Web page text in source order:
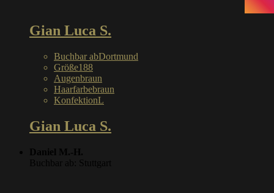
Gian Luca S.
Buchbar abDortmund
Größe188
Augenbraun
Haarfarbebraun
KonfektionL
Gian Luca S.
Daniel M.-H.
Buchbar ab: Stuttgart